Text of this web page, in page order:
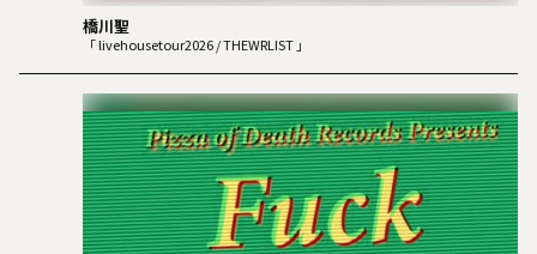
橋川聖
「 livehousetour2026 / THEWRLIST 」